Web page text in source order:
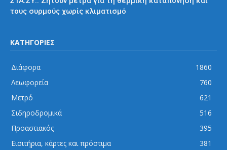
τους συρμούς χωρίς κλιματισμό
ΚΑΤΗΓΟΡΙΕΣ
Διάφορα
1860
Λεωφορεία
760
Μετρό
621
Σιδηροδρομικά
516
Προαστιακός
395
Εισιτήρια, κάρτες και πρόστιμα
381